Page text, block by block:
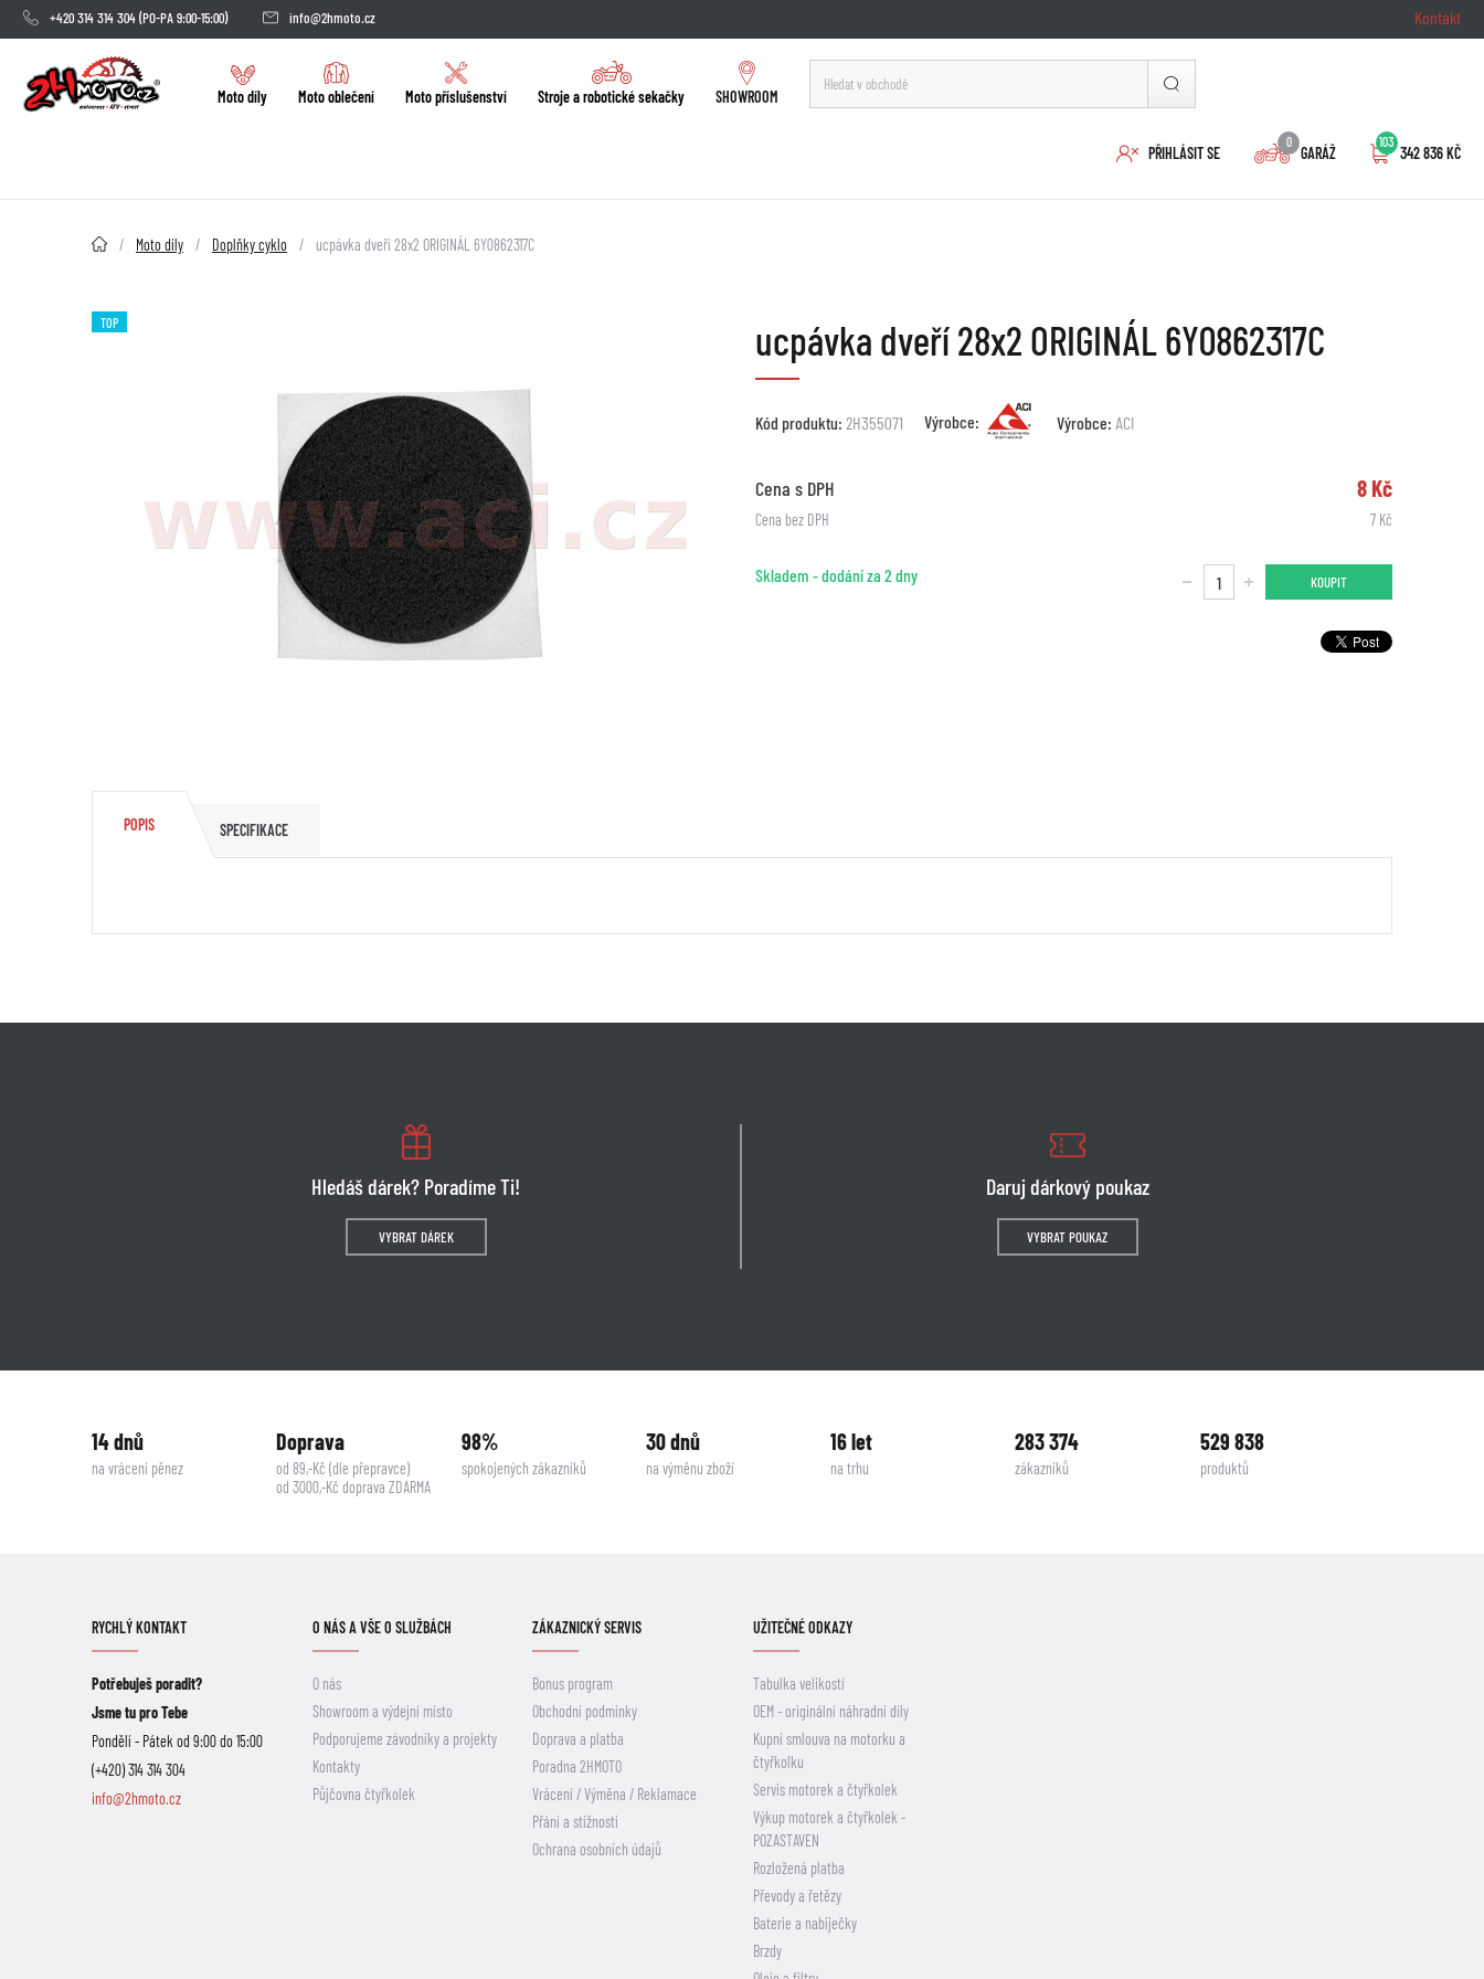
+420 314 314 304(PO-PA 9:00-15:00) info@2hmoto.cz Kontakt
Moto díly Moto oblečení Moto příslušenství Stroje a robotické sekačky SHOWROOM
PŘIHLÁSIT SE
0
GARÁŽ
103
342 836 KČ
2HMOTO.cz Moto díly Doplňky cyklo ucpávka dveří 28x2 ORIGINÁL 6Y0862317C
TOP ucpávka dveří 28x2 ORIGINÁL 6Y0862317C
Kód produktu: 2H355071 Výrobce: Výrobce: ACI
Cena s DPH 8 Kč
Cena bez DPH 7 Kč
Skladem - dodání za 2 dny KOUPIT
POPIS SPECIFIKACE
Hledáš dárek? Poradíme Ti!
VYBRAT DÁREK
Daruj dárkový poukaz
VYBRAT POUKAZ
14 dnů
na vrácení pěnez
Doprava
od 89,-Kč (dle přepravce)
od 3000,-Kč doprava ZDARMA
98%
spokojených zákazníků
30 dnů
na výměnu zboží
16 let
na trhu
283 374
zákazníků
529 838
produktů
RYCHLÝ KONTAKT
Potřebuješ poradit?
Jsme tu pro Tebe
Pondělí - Pátek od 9:00 do 15:00
(+420) 314 314 304
info@2hmoto.cz
O NÁS A VŠE O SLUŽBÁCH
O nás
Showroom a výdejní místo
Podporujeme závodníky a projekty
Kontakty
Půjčovna čtyřkolek
ZÁKAZNICKÝ SERVIS
Bonus program
Obchodní podmínky
Doprava a platba
Poradna 2HMOTO
Vrácení / Výměna / Reklamace
Přání a stížnosti
Ochrana osobních údajů
UŽITEČNÉ ODKAZY
Tabulka velikostí
OEM - originální náhradní díly
Kupní smlouva na motorku a
čtyřkolku
Servis motorek a čtyřkolek
Výkup motorek a čtyřkolek -
POZASTAVEN
Rozložená platba
Převody a řetězy
Baterie a nabíječky
Brzdy